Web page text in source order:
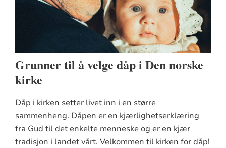
Grunner til å velge dåp i Den norske
kirke
Dåp i kirken setter livet inn i en større
sammenheng. Dåpen er en kjærlighetserklæring
fra Gud til det enkelte menneske og er en kjær
tradisjon i landet vårt. Velkommen til kirken for dåp!